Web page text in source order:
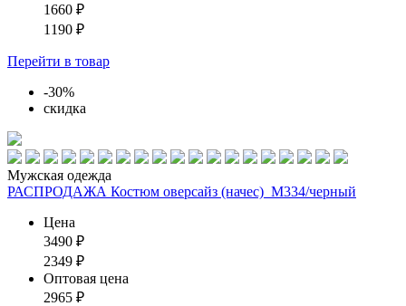
1660 ₽
1190 ₽
Перейти в товар
-30%
скидка
Мужская одежда
РАСПРОДАЖА Костюм оверсайз (начес)_М334/черный
Цена
3490 ₽
2349 ₽
Оптовая цена
2965 ₽